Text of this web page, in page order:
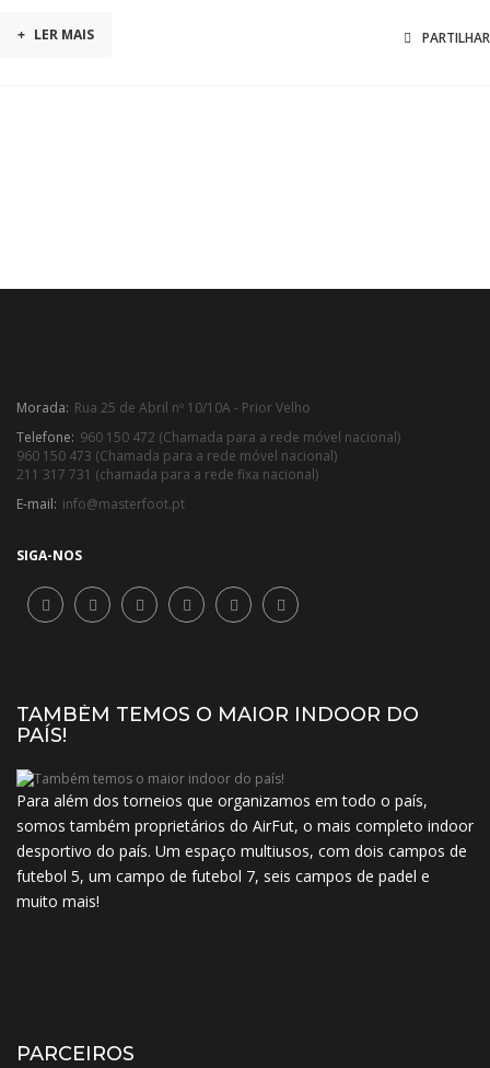
+ LER MAIS PARTILHAR
Morada: Rua 25 de Abril nº 10/10A - Prior Velho
Telefone: 960 150 472 (Chamada para a rede móvel nacional)
960 150 473 (Chamada para a rede móvel nacional)
211 317 731 (chamada para a rede fixa nacional)
E-mail: info@masterfoot.pt
SIGA-NOS
TAMBÉM TEMOS O MAIOR INDOOR DO
PAÍS!
Para além dos torneios que organizamos em todo o país,
somos também proprietários do AirFut, o mais completo indoor
desportivo do país. Um espaço multiusos, com dois campos de
futebol 5, um campo de futebol 7, seis campos de padel e
muito mais!
PARCEIROS